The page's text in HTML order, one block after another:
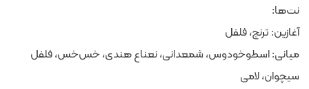
نت‌ها:
آغازین: ترنج، فلفل
میانی: اسطوخودوس، شمعدانی، نعناع هندی، خس‌خس، فلفل
سیچوان، لامی